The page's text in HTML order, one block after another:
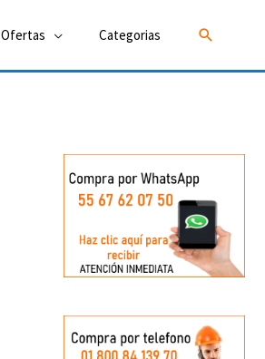
Ofertas Categorias Buscar